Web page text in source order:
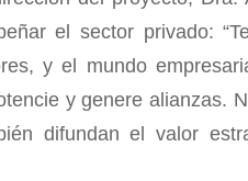
el sector privado:
y el mundo
y genere alianzas.
difundan el valor